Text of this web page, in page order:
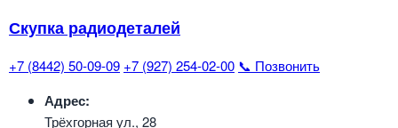
Скупка радиодеталей
+7 (8442) 50-09-09 +7 (927) 254-02-00 📞 Позвонить
Адрес:
Трёхгорная ул., 28